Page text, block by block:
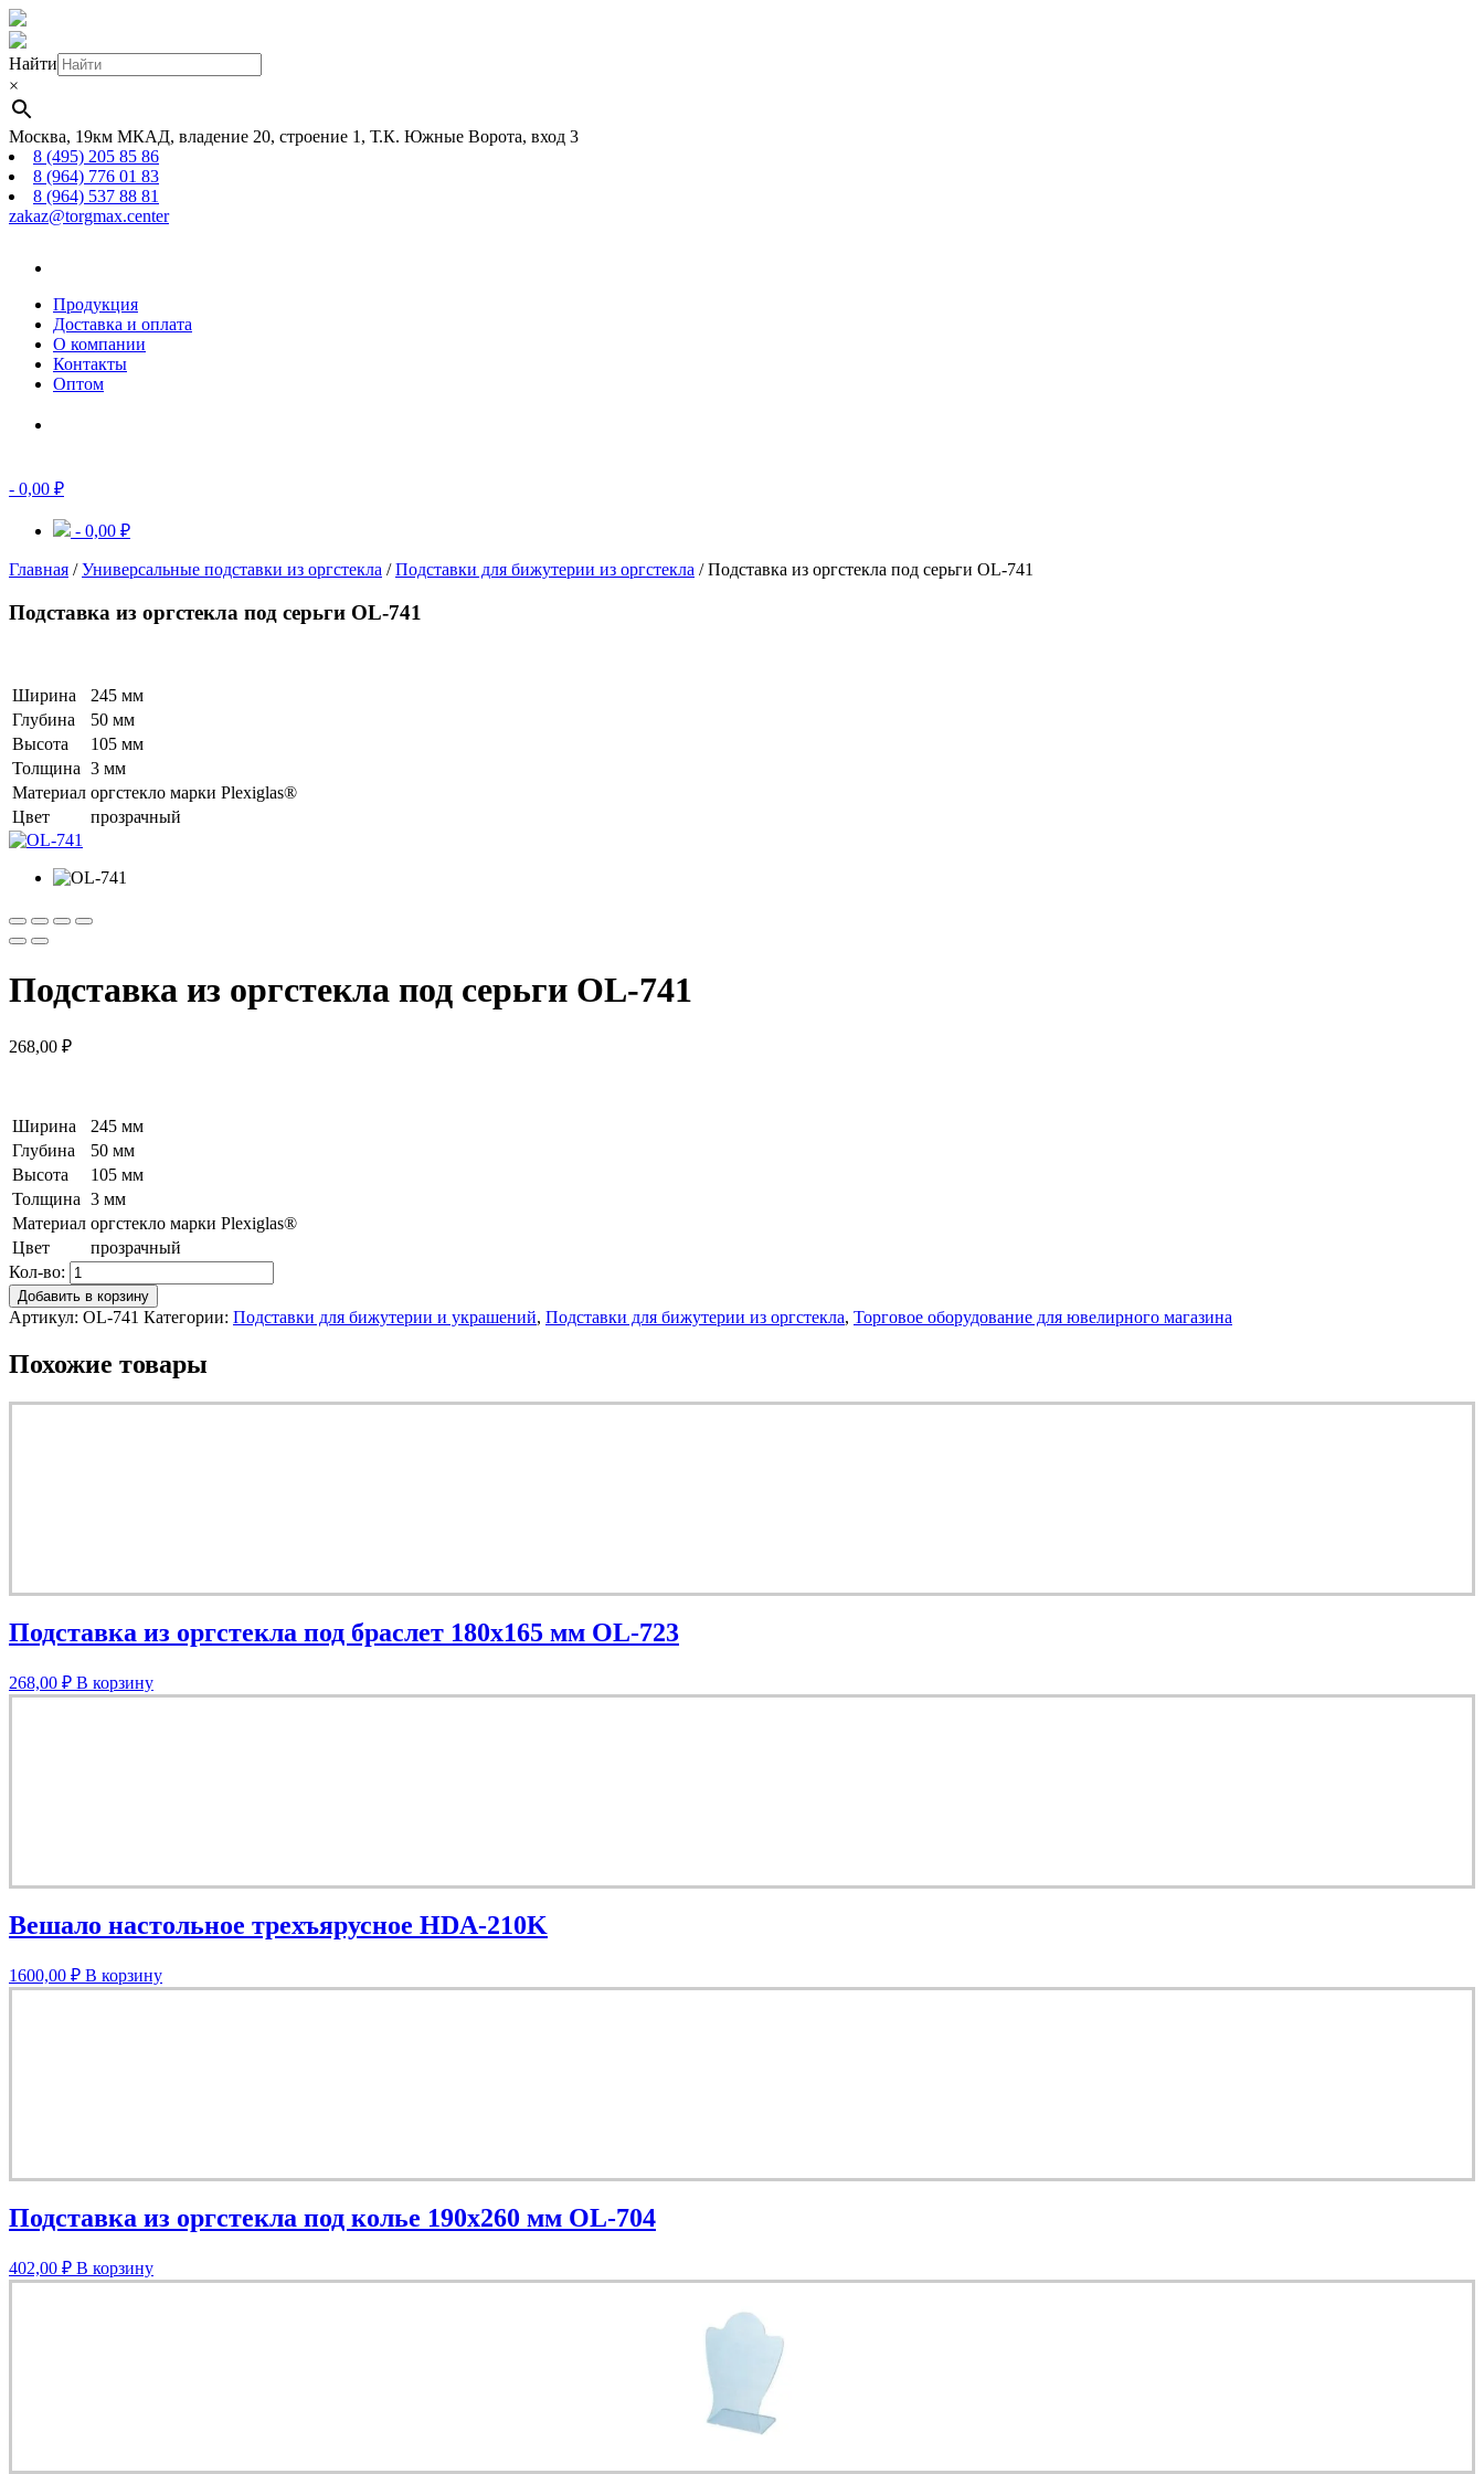
Найти
×
Москва, 19км МКАД, владение 20, строение 1, Т.К. Южные Ворота, вход 3
8 (495) 205 85 86
8 (964) 776 01 83
8 (964) 537 88 81
zakaz@torgmax.center
Продукция
Доставка и оплата
О компании
Контакты
Оптом
- 0,00 ₽
- 0,00 ₽
Главная /Универсальные подставки из оргстекла /Подставки для бижутерии из оргстекла / Подставка из оргстекла под серьги OL-741
Подставка из оргстекла под серьги OL-741
Ширина
245 мм
Глубина
50 мм
Высота
105 мм
Толщина 3 мм
Материал оргстекло марки Plexiglas®
Цвет
прозрачный
Подставка из оргстекла под серьги OL-741
268,00 ₽
Ширина
245 мм
Глубина
50 мм
Высота
105 мм
Толщина 3 мм
Материал оргстекло марки Plexiglas®
Цвет
прозрачный
Кол-во:
Добавить в корзину
Артикул: OL-741 Категории: Подставки для бижутерии и украшений, Подставки для бижутерии из оргстекла, Торговое оборудование для ювелирного магазина
Похожие товары
Подставка из оргстекла под браслет 180х165 мм OL-723
268,00 ₽ В корзину
Вешало настольное трехъярусное HDA-210K
1600,00 ₽ В корзину
Подставка из оргстекла под колье 190х260 мм OL-704
402,00 ₽ В корзину